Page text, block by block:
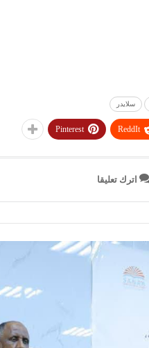
سلايدر
ReddIt
Pinterest
اترك تعليقا